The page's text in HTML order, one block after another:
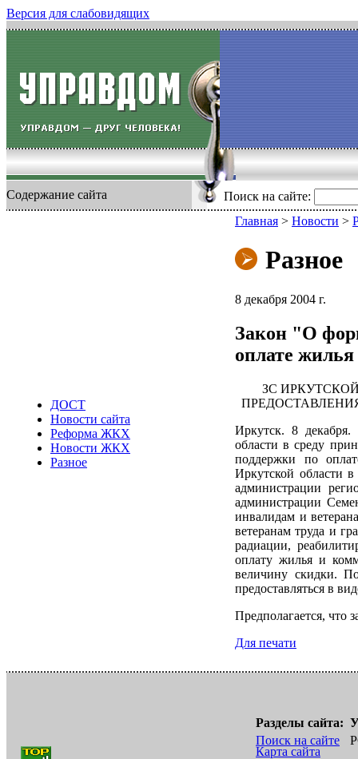
Версия для слабовидящих
Содержание сайта Поиск на сайте:
ДОСТ
Новости сайта
Реформа ЖКХ
Новости ЖКХ
Разное
Главная > Новости >
Разное
8 декабря 2004 г.
Закон "О
оплате
ЗС
Иркутск. 8
области в среду
поддержки по
Иркутской области
администрации
администрации
инвалидам и
ветеранам труда и
радиации,
оплату жилья и
величину скидки.
предоставляться в
Предполагается, что
Для печати
Разделы сайта:
Поиск на сайте
Карта сайта